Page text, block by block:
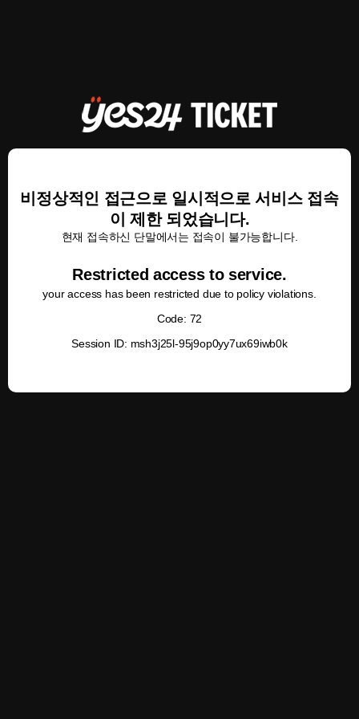
비정상적인 접근으로 일시적으로 서비스 접속
이 제한 되었습니다.
현재 접속하신 단말에서는 접속이 불가능합니다.
Restricted access to service.
your access has been restricted due to policy violations.
Code: 72
Session ID: msh3j25l-95j9op0yy7ux69iwb0k